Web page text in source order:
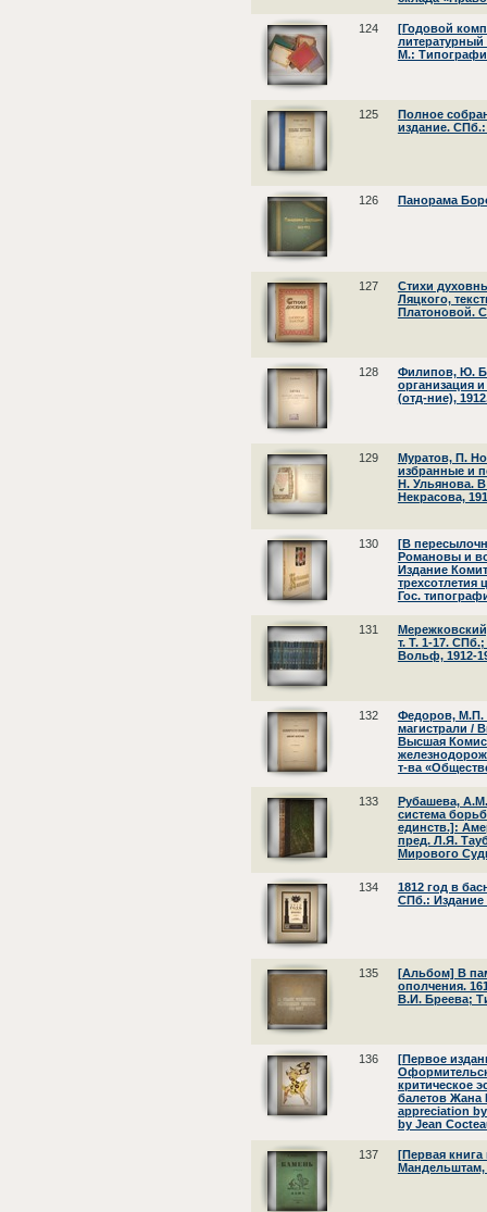
124
[Годовой
М.:
125
Полное
издание.
126 Панорама
127
Стихи
Ляцкого,
Платоновой.
128
Филипов, Ю.
организация
(отд-ние),
129
Муратов, П.
избранные и
Н. Ульянова.
Некрасова,
130
[В
Романовы и
Издание
Гос.
131
т. Т. 1-17.
Вольф, 1912-
132
Федоров, М.П.
магистрали /
Высшая
т-ва
133
Рубашева,
система
единств.]:
пред. Л.Я.
Мирового
134
1812 год в
СПб.:
135
[Альбом] В
ополчения.
В.И. Бреева;
136
[Первое
критическое
балетов Жана
appreciation
by Jean
137
[Первая